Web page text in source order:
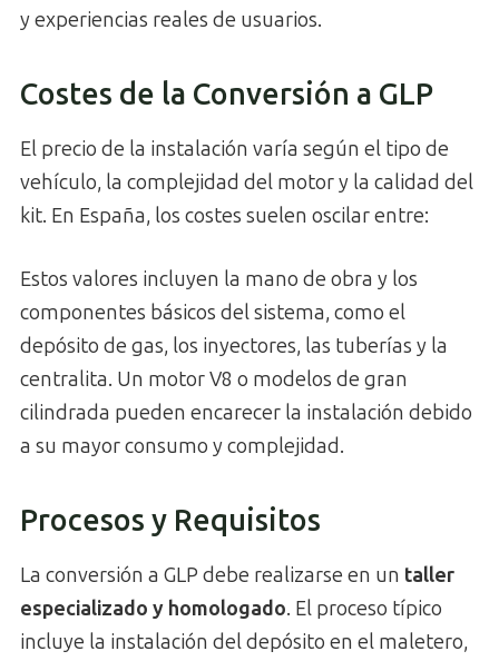
y experiencias reales de usuarios.
Costes de la Conversión a GLP
El precio de la instalación varía según el tipo de
vehículo, la complejidad del motor y la calidad del
kit. En España, los costes suelen oscilar entre:
Estos valores incluyen la mano de obra y los
componentes básicos del sistema, como el
depósito de gas, los inyectores, las tuberías y la
centralita. Un motor V8 o modelos de gran
cilindrada pueden encarecer la instalación debido
a su mayor consumo y complejidad.
Procesos y Requisitos
La conversión a GLP debe realizarse en un taller
especializado y homologado. El proceso típico
incluye la instalación del depósito en el maletero,